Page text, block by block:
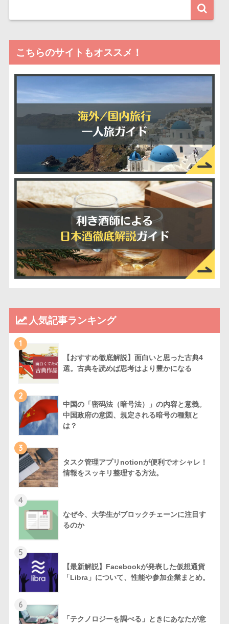
こちらのサイトもオススメ！
人気記事ランキング
1
【おすすめ徹底解説】面白いと思った古典4
選。古典を読めば思考はより豊かになる
2
中国の「密码法（暗号法）」の内容と意義。
中国政府の意図、規定される暗号の種類と
は？
3
タスク管理アプリnotionが便利でオシャレ！
情報をスッキリ整理する方法。
4
なぜ今、大学生がブロックチェーンに注目す
るのか
5
【最新解説】Facebookが発表した仮想通貨
「Libra」について、性能や参加企業まとめ。
6
「テクノロジーを調べる」ときにあなたが意